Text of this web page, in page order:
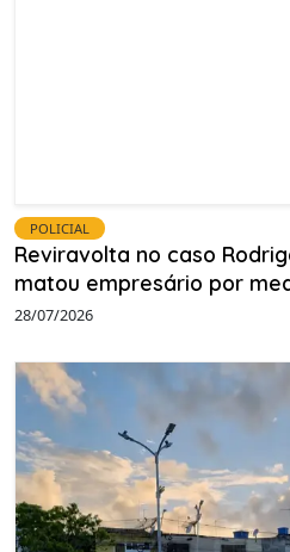
POLICIAL
Reviravolta no caso
matou empresário por
28/07/2026